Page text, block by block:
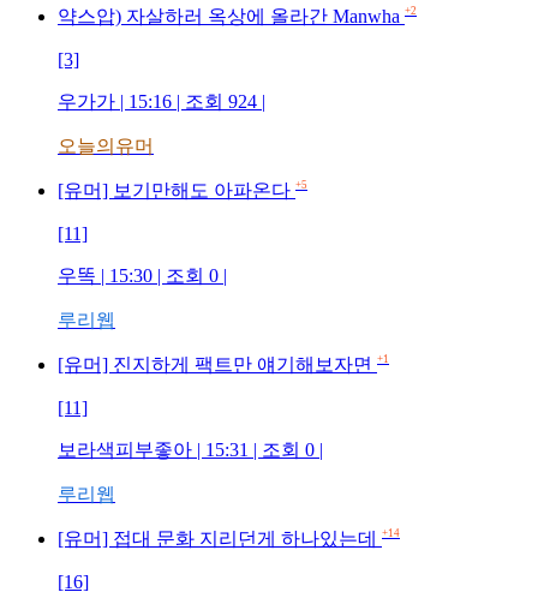
약스압) 자살하러 옥상에 올라간 Manwha +2
[3]
우가가 | 15:16 | 조회 924 |
오늘의유머
[유머] 보기만해도 아파온다 +5
[11]
우똑 | 15:30 | 조회 0 |
루리웹
[유머] 진지하게 팩트만 얘기해보자면 +1
[11]
보라색피부좋아 | 15:31 | 조회 0 |
루리웹
[유머] 접대 문화 지리던게 하나있는데 +14
[16]